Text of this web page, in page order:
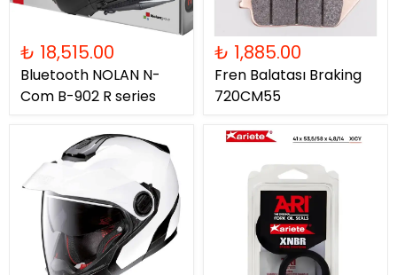
₺ 18,515.00
Bluetooth NOLAN N-
Com B-902 R series
₺ 1,885.00
Fren Balatası Braking
720CM55